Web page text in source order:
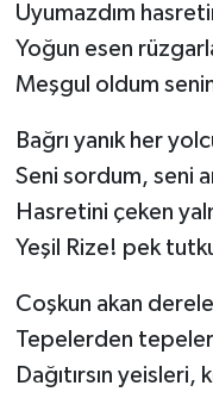
Uyumazdım
Yoğun esen
Meşgul oldum
Bağrı yanık her
Seni sordum, seni
Hasretini çeken
Yeşil Rize! pek
Coşkun akan
Tepelerden
Dağıtırsın yeisleri,